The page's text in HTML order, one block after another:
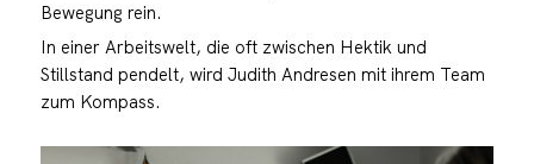
Bewegung rein.
In einer Arbeitswelt, die oft zwischen Hektik und
Stillstand pendelt, wird Judith Andresen mit ihrem Team
zum Kompass.